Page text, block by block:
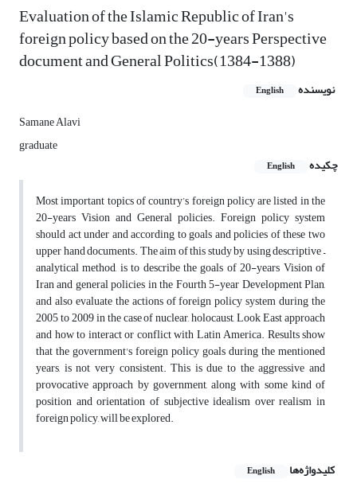
Evaluation of the Islamic Republic of Iran's
foreign policy based on the 20-years Perspective
document and General Politics(1384-1388)
نویسنده English
Samane Alavi
graduate
چکیده
English
Most important topics of country’s foreign policy are listed in the
20-years Vision and General policies. Foreign policy system
should act under and according to goals and policies of these two
upper hand documents. The aim of this study by using descriptive –
analytical method, is to describe the goals of 20-years Vision of
Iran and general policies in the Fourth 5-year Development Plan,
and also evaluate the actions of foreign policy system during the
2005 to 2009 in the case of nuclear, holocaust, Look East approach
and how to interact or conflict with Latin America. Results show
that the government's foreign policy goals during the mentioned
years, is not very consistent. This is due to the aggressive and
provocative approach by government, along with some kind of
position and orientation of subjective idealism over realism in
foreign policy, will be explored.
کلیدواژه‌ها English